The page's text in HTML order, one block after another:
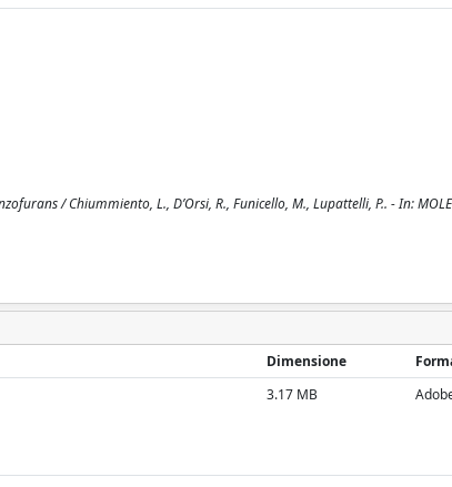
/ Chiummiento, L., D’Orsi, R., Funicello, M., Lupattelli, P.. - In:
Dimensione
3.17 MB